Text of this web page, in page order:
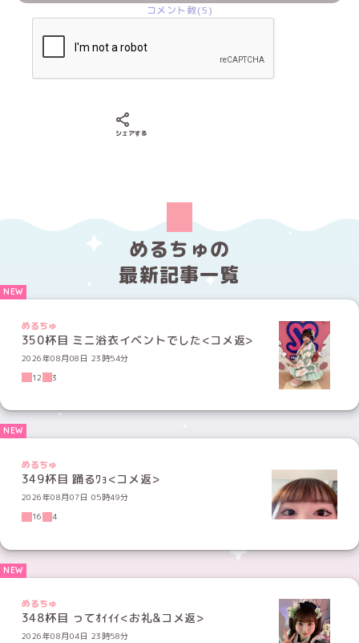
コメント数(5)
シェアする
めるちゅの
最新記事一覧
めるちゅ
350杯目 ミニ浴衣イベントでした<コメ返>
2026年08月08日 23時54分
12
3
めるちゅ
349杯目 踊るﾜｮ<コメ返>
2026年08月07日 05時49分
16
4
めるちゅ
348杯目 ってｵｲｲｲ<お礼&コメ返>
2026年08月04日 23時58分